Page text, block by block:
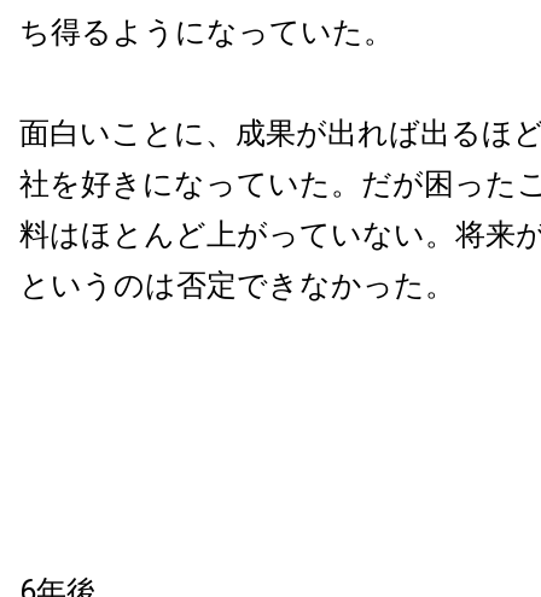
ち得るようになっていた。
面白いことに、成果が出れば出るほ
社を好きになっていた。だが困った
料はほとんど上がっていない。将来
というのは否定できなかった。